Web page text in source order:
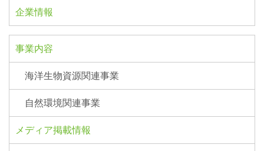
企業情報
事業内容
海洋生物資源関連事業
自然環境関連事業
メディア掲載情報